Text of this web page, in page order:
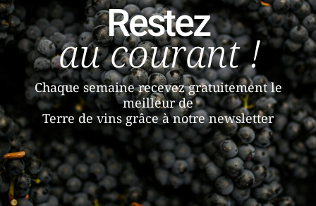
Restez
au courant !
Chaque semaine recevez gratuitement le
meilleur de
Terre de vins grâce à notre newsletter